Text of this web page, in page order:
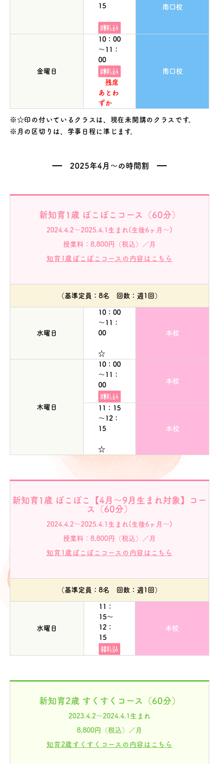
15
南口校
金曜日
10：00
～11：
00
残席
あとわ
ずか
南口校
※☆印の付いているクラスは、現在未開講のクラスです。
※月の区切りは、学事日程に準じます。
2025年4月～の時間割
新知育1歳 ぽこぽこコース（60分）
2024.4.2～2025.4.1生まれ(生後6ヶ月～)
授業料：8,800円（税込）／月
知育1歳ぽこぽこコースの内容はこちら
（基準定員：8名 回数：週1回）
水曜日
10：00
～11：
00
☆
本校
木曜日
10：00
～11：
00
本校
11：15
～12：
15
☆
本校
新知育1歳 ぽこぽこ【4月～9月生まれ対象】コー
ス（60分）
2024.4.2～2025.4.1生まれ(生後6ヶ月～)
授業料：8,800円（税込）／月
知育1歳ぽこぽこコースの内容はこちら
（基準定員：8名 回数：週1回）
水曜日
11：
15～
12：
15
本校
新知育2歳 すくすくコース（60分）
2023.4.2～2024.4.1生まれ
8,800円（税込）／月
知育2歳すくすくコースの内容はこちら